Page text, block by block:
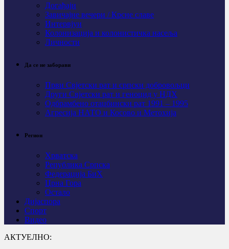
Догађаји
Завичајне вечери / Крсне славе
Интервјуи
Колонизација и колонистичка насеља
Личности
Да се не заборави
Први Свјeтски рат и српски добровољци
Други Свјетски рат и геноцид у НДХ
Одбрамбено отаџбински рат 1991 – 1995
Агресија НАТО и Косово и Метохија
Регион
Хрватска
Република Српска
Федерација БиХ
Црна Гора
Остало
Дијаспора
Спорт
Видео
АКТУЕЛНО: